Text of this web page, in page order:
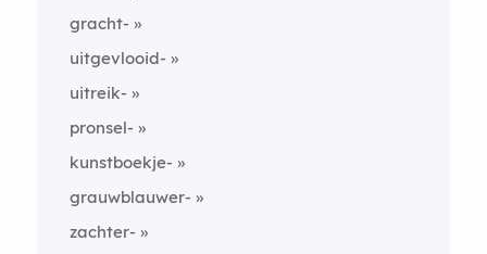
gracht-
uitgevlooid-
uitreik-
pronsel-
kunstboekje-
grauwblauwer-
zachter-